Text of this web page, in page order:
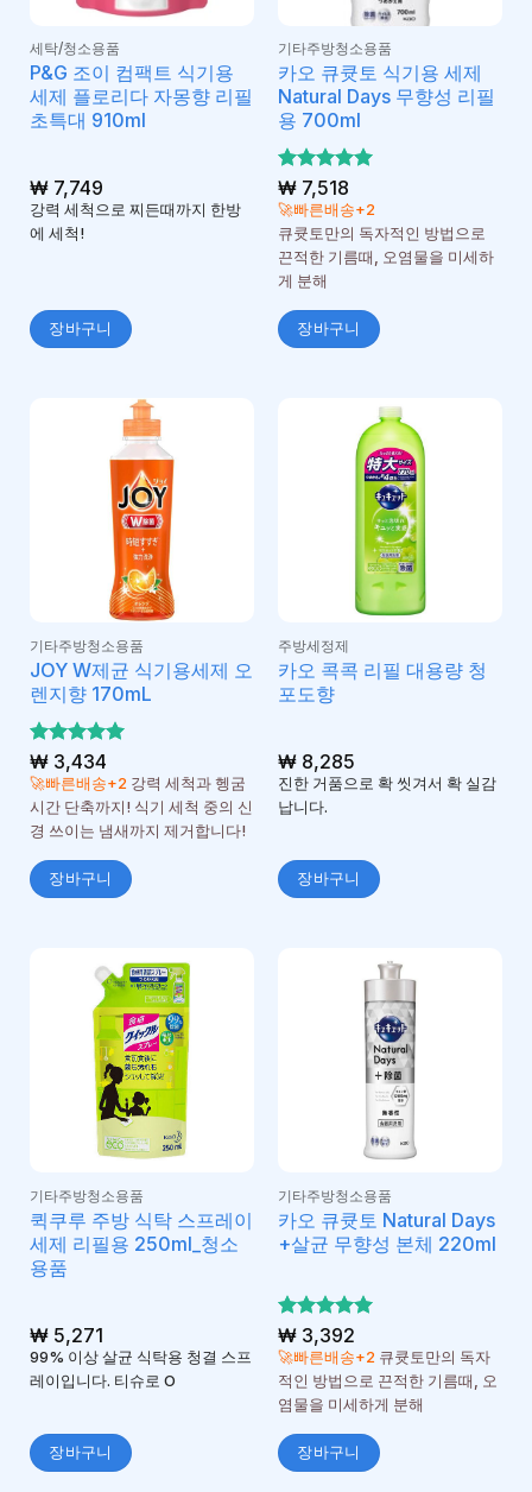
세탁/청소용품
P&G 조이 컴팩트 식기용
세제 플로리다 자몽향 리필
초특대 910ml
₩7,749
강력 세척으로 찌든때까지 한방
에 세척!
장바구니
기타주방청소용품
카오 큐큣토 식기용 세제
Natural Days 무향성 리필
용 700ml
5 중에서
5로 평가
됨
₩7,518
🚀빠른배송+2
큐큣토만의 독자적인 방법으로
끈적한 기름때, 오염물을 미세하
게 분해
장바구니
기타주방청소용품
JOY W제균 식기용세제 오
렌지향 170mL
5 중에서
5로 평가
됨
₩3,434
🚀빠른배송+2 강력 세척과 헹굼
시간 단축까지! 식기 세척 중의 신
경 쓰이는 냄새까지 제거합니다!
장바구니
주방세정제
카오 콕콕 리필 대용량 청
포도향
₩8,285
진한 거품으로 확 씻겨서 확 실감
납니다.
장바구니
기타주방청소용품
퀵쿠루 주방 식탁 스프레이
세제 리필용 250ml_청소
용품
₩5,271
99% 이상 살균 식탁용 청결 스프
레이입니다. 티슈로 O
장바구니
기타주방청소용품
카오 큐큣토 Natural Days
+살균 무향성 본체 220ml
5 중에서
5로 평가
됨
₩3,392
🚀빠른배송+2 큐큣토만의 독자
적인 방법으로 끈적한 기름때, 오
염물을 미세하게 분해
장바구니